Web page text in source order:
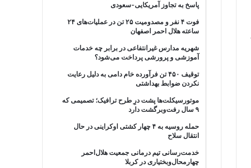
پاسخ به تجاوز آمریکایی-سعودی
فوت ۴ نفر و مصدومیت ۲۵ تن در عملیات‌های ۲۴
ساعته هلال احمر اصفهان
شهریه مدارس غیرانتفاعی در برابر چه خدمات
آموزشی و پرورشی پرداخت می‌شود؟
توقیف ۴۵۰ تن فرآورده خام دامی به دلیل رعایت
نکردن ضوابط بهداشتی
موتورسیکلت‌ها پشت درِ طرح ترافیک؛ تصمیمی که
۹ سال رفت‌وبرگشت دارد
حمله روسیه به ۴ چهار کشتی اوکراینی در حال
انتقال سلاح
خدمت‌رسانی تیم درمانی جمعیت هلال‌احمر
چهارمحال‌وبختیاری در کربلا